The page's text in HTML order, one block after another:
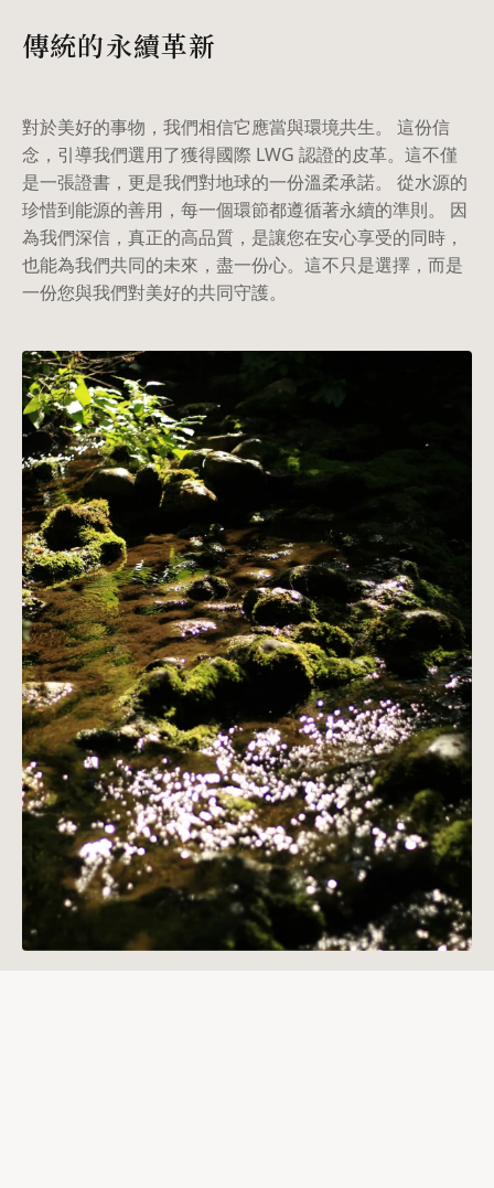
傳統的永續革新
對於美好的事物，我們相信它應當與環境共生。 這份信
念，引導我們選用了獲得國際 LWG 認證的皮革。這不僅
是一張證書，更是我們對地球的一份溫柔承諾。 從水源的
珍惜到能源的善用，每一個環節都遵循著永續的準則。 因
為我們深信，真正的高品質，是讓您在安心享受的同時，
也能為我們共同的未來，盡一份心。這不只是選擇，而是
一份您與我們對美好的共同守護。